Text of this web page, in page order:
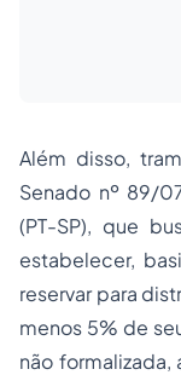
Além disso,
Senado nº 89/
(PT-SP), que
estabelecer,
reservar para
menos 5% de
não